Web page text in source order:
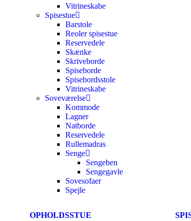
Vitrineskabe
Spisestue
Barstole
Reoler spisestue
Reservedele
Skænke
Skriveborde
Spiseborde
Spisebordsstole
Vitrineskabe
Soveværelse
Kommode
Lagner
Natborde
Reservedele
Rullemadras
Senge
Sengeben
Sengegavle
Sovesofaer
Spejle
OPHOLDSSTUE